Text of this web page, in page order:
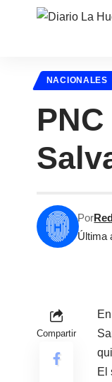
NACIONALES
Última
Por
Compartir
El